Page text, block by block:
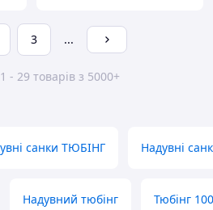
3 ...
- 29 товарів з 5000+
санки ТЮБІНГ Надувні
Надувний тюбінг Тюбінг